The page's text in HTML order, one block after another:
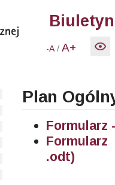
-A /A+
Plan
Formularz
Formularz
.odt)